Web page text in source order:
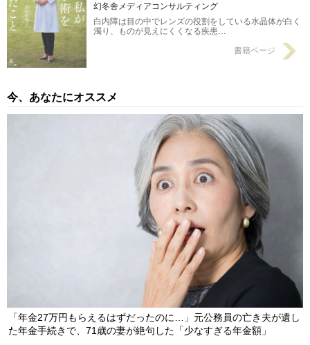
幻冬舎メディアコンサルティング
白内障は目の中でレンズの役割をしている水晶体が白く
濁り、ものが見えにくくなる疾患…
書籍ページ
今、あなたにオススメ
「年金27万円もらえるはずだったのに…」元公務員の亡き夫が遺し
た年金手続きで、71歳の妻が絶句した「少なすぎる年金額」